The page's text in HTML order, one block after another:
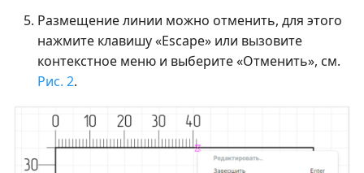
Размещение линии можно отменить, для этого
нажмите клавишу «Escape» или вызовите
контекстное меню и выберите «Отменить», см.
Рис. 2.